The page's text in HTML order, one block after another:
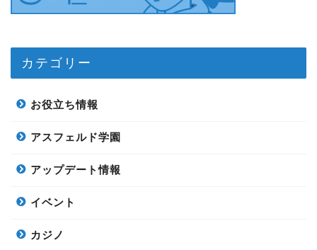
カテゴリー
お役立ち情報
アスフェルド学園
アップデート情報
イベント
カジノ